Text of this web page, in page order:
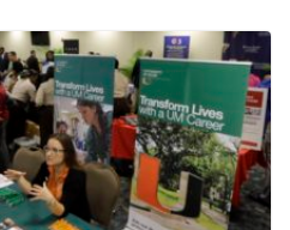
GIAC GSEC Braindumps
finally gets a real rest, no
Braindumpsworries, and
then ignoresGSEC
and disappointment. I
thick monographs.